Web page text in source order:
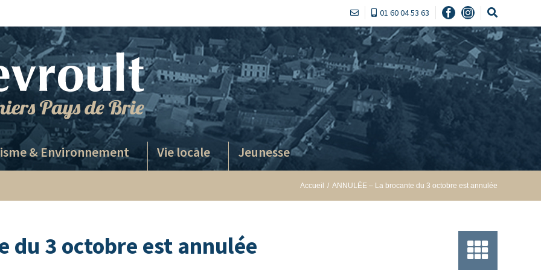
Facebook
Instagram
01 60 04 53 63
& Environnement Vie locale Jeunesse
Accueil / ANNULÉE – La brocante du 3 octobre est annulée
du 3 octobre est annulée